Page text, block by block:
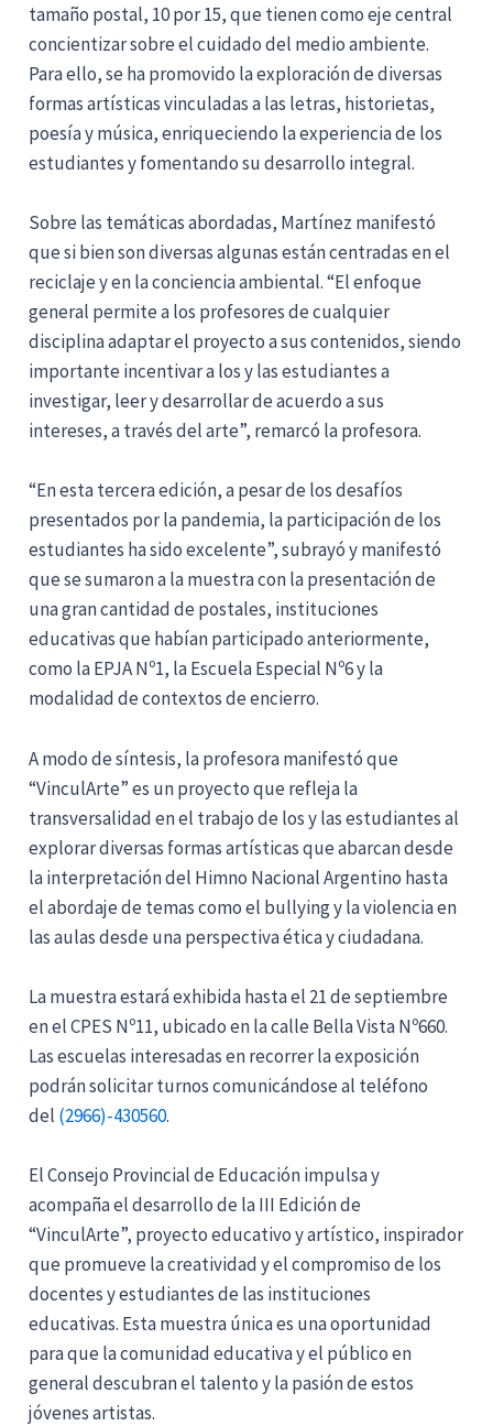
tamaño postal, 10 por 15, que tienen como eje central
concientizar sobre el cuidado del medio ambiente.
Para ello, se ha promovido la exploración de diversas
formas artísticas vinculadas a las letras, historietas,
poesía y música, enriqueciendo la experiencia de los
estudiantes y fomentando su desarrollo integral.
Sobre las temáticas abordadas, Martínez manifestó
que si bien son diversas algunas están centradas en el
reciclaje y en la conciencia ambiental. “El enfoque
general permite a los profesores de cualquier
disciplina adaptar el proyecto a sus contenidos, siendo
importante incentivar a los y las estudiantes a
investigar, leer y desarrollar de acuerdo a sus
intereses, a través del arte”, remarcó la profesora.
“En esta tercera edición, a pesar de los desafíos
presentados por la pandemia, la participación de los
estudiantes ha sido excelente”, subrayó y manifestó
que se sumaron a la muestra con la presentación de
una gran cantidad de postales, instituciones
educativas que habían participado anteriormente,
como la EPJA Nº1, la Escuela Especial Nº6 y la
modalidad de contextos de encierro.
A modo de síntesis, la profesora manifestó que
“VinculArte” es un proyecto que refleja la
transversalidad en el trabajo de los y las estudiantes al
explorar diversas formas artísticas que abarcan desde
la interpretación del Himno Nacional Argentino hasta
el abordaje de temas como el bullying y la violencia en
las aulas desde una perspectiva ética y ciudadana.
La muestra estará exhibida hasta el 21 de septiembre
en el CPES Nº11, ubicado en la calle Bella Vista Nº660.
Las escuelas interesadas en recorrer la exposición
podrán solicitar turnos comunicándose al teléfono
del (2966)-430560.
El Consejo Provincial de Educación impulsa y
acompaña el desarrollo de la III Edición de
“VinculArte”, proyecto educativo y artístico, inspirador
que promueve la creatividad y el compromiso de los
docentes y estudiantes de las instituciones
educativas. Esta muestra única es una oportunidad
para que la comunidad educativa y el público en
general descubran el talento y la pasión de estos
jóvenes artistas.